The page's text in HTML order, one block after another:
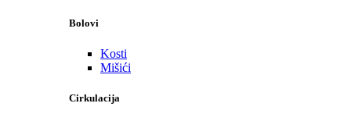
Bolovi
Kosti
Mišići
Cirkulacija